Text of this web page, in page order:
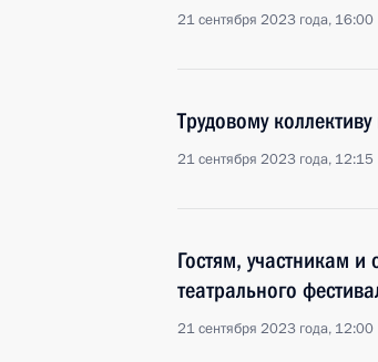
21 сентября 2023 года, 16:00
Трудовому
21 сентября 2023 года, 12:15
Гостям, участникам
театрального
21 сентября 2023 года, 12:00